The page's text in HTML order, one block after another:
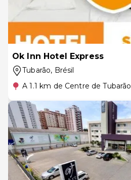
Ok Inn Hotel Express
Tubarão, Brésil
A 1.1 km de Centre de Tubarão